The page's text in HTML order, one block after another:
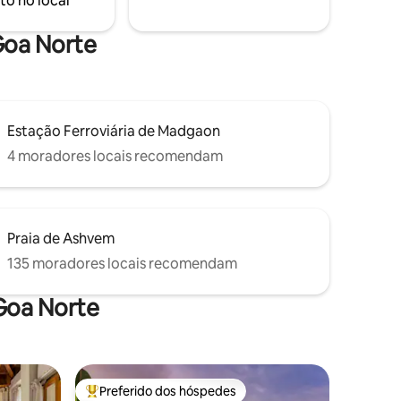
Norte
Estação Ferroviária de Madgaon
4 moradores locais recomendam
Praia de Ashvem
135 moradores locais recomendam
Norte
Preferido dos hóspedes